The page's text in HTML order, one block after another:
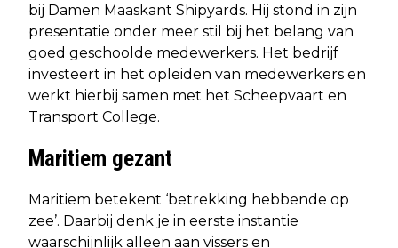
bij Damen Maaskant Shipyards. Hij stond in zijn
presentatie onder meer stil bij het belang van
goed geschoolde medewerkers. Het bedrijf
investeert in het opleiden van medewerkers en
werkt hierbij samen met het Scheepvaart en
Transport College.
Maritiem gezant
Maritiem betekent ‘betrekking hebbende op
zee’. Daarbij denk je in eerste instantie
waarschijnlijk alleen aan vissers en